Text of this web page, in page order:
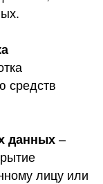
средств
данных –
лицу или